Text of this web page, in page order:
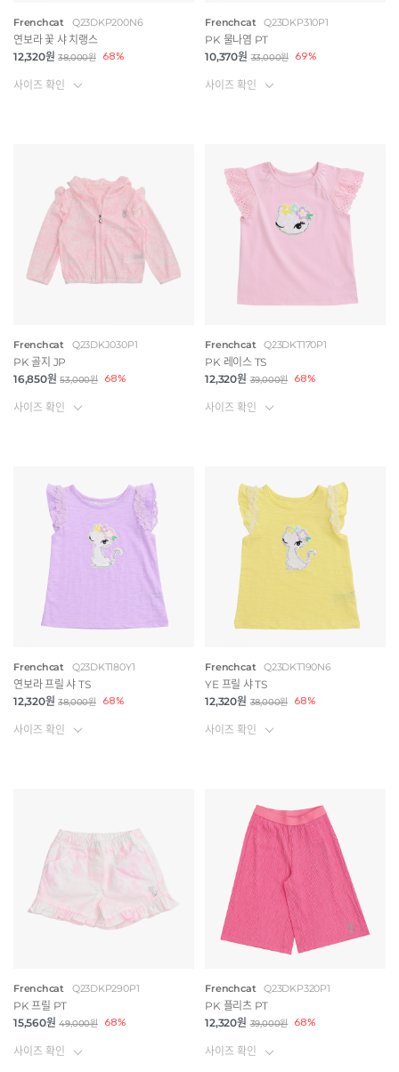
Frenchcat Q23DKP200N6
연보라 꽃 샤 치랭스
12,320원 38,000원 68%
사이즈 확인
Frenchcat Q23DKP310P1
PK 물나염 PT
10,370원 33,000원 69%
사이즈 확인
Frenchcat Q23DKJ030P1
PK 골지 JP
16,850원 53,000원 68%
사이즈 확인
Frenchcat Q23DKT170P1
PK 레이스 TS
12,320원 39,000원 68%
사이즈 확인
Frenchcat Q23DKT180Y1
연보라 프릴 샤 TS
12,320원 38,000원 68%
사이즈 확인
Frenchcat Q23DKT190N6
YE 프릴 샤 TS
12,320원 38,000원 68%
사이즈 확인
Frenchcat Q23DKP290P1
PK 프릴 PT
15,560원 49,000원 68%
사이즈 확인
Frenchcat Q23DKP320P1
PK 플리츠 PT
12,320원 39,000원 68%
사이즈 확인